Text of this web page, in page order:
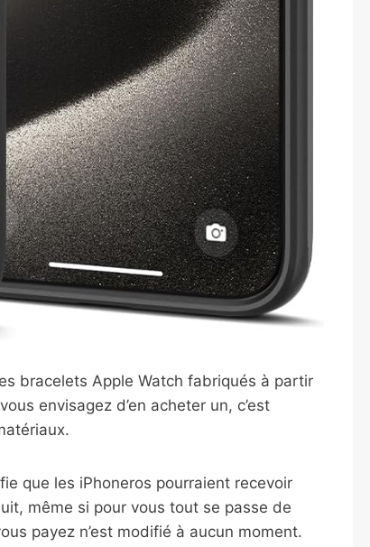
bracelets Apple Watch fabriqués à partir
envisagez d’en acheter un, c’est
que les iPhoneros pourraient recevoir
même si pour vous tout se passe de
payez n’est modifié à aucun moment.